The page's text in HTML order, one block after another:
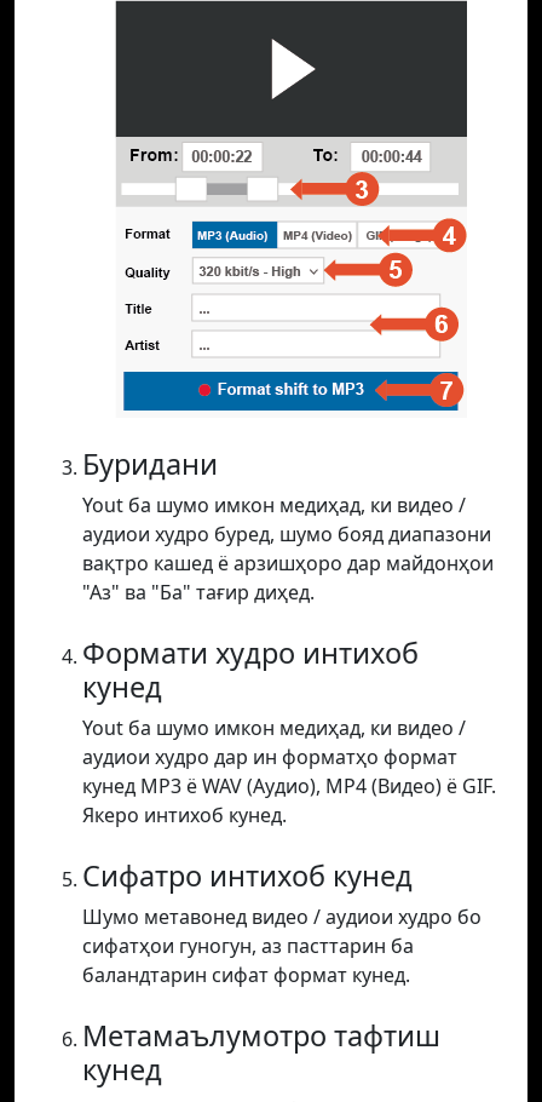
Буридани
Yout ба шумо имкон медиҳад, ки видео /
аудиои худро буред, шумо бояд диапазони
вақтро кашед ё арзишҳоро дар майдонҳои
"Аз" ва "Ба" тағир диҳед.
Формати худро интихоб
кунед
Yout ба шумо имкон медиҳад, ки видео /
аудиои худро дар ин форматҳо формат
кунед MP3 ё WAV (Аудио), MP4 (Видео) ё GIF.
Якеро интихоб кунед.
Сифатро интихоб кунед
Шумо метавонед видео / аудиои худро бо
сифатҳои гуногун, аз пасттарин ба
баландтарин сифат формат кунед.
Метамаълумотро тафтиш
кунед